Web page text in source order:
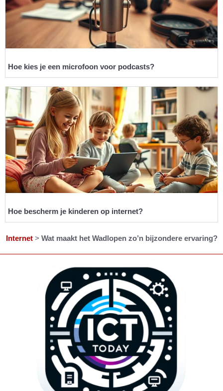
Hoe kies je een microfoon voor podcasts?
Hoe bescherm je kinderen op internet?
Internet> Wat maakt het Wadlopen zo’n bijzondere ervaring?